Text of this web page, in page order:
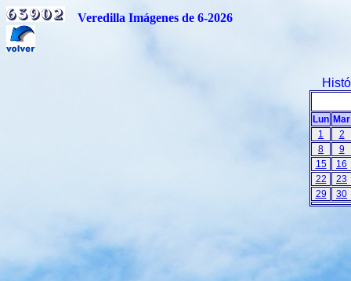
Veredilla Imágenes de 6-2026
Lun Mar
1
2
8
9
15
16
22
23
29
30